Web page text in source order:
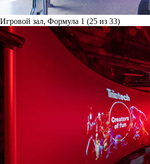
Игровой зал, Формула 1 (25 из 33)